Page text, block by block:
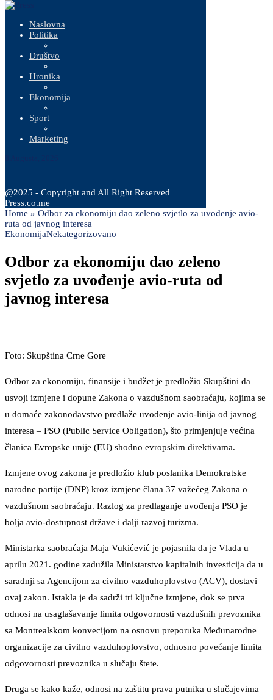
Naslovna
Politika
Društvo
Hronika
Ekonomija
Sport
Marketing
@2025 - Copyright and All Right Reserved
Press.co.me
Home » Odbor za ekonomiju dao zeleno svjetlo za uvođenje avio-
ruta od javnog interesa
EkonomijaNekategorizovano
Odbor za ekonomiju dao zeleno
svjetlo za uvođenje avio-ruta od
javnog interesa
Foto: Skupština Crne Gore
Odbor za ekonomiju, finansije i budžet je predložio Skupštini da
usvoji izmjene i dopune Zakona o vazdušnom saobraćaju, kojima se
u domaće zakonodavstvo predlaže uvođenje avio-linija od javnog
interesa – PSO (Public Service Obligation), što primjenjuje većina
članica Evropske unije (EU) shodno evropskim direktivama.
Izmjene ovog zakona je predložio klub poslanika Demokratske
narodne partije (DNP) kroz izmjene člana 37 važećeg Zakona o
vazdušnom saobraćaju. Razlog za predlaganje uvođenja PSO je
bolja avio-dostupnost države i dalji razvoj turizma.
Ministarka saobraćaja Maja Vukićević je pojasnila da je Vlada u
aprilu 2021. godine zadužila Ministarstvo kapitalnih investicija da u
saradnji sa Agencijom za civilno vazduhoplovstvo (ACV), dostavi
ovaj zakon. Istakla je da sadrži tri ključne izmjene, dok se prva
odnosi na usaglašavanje limita odgovornosti vazdušnih prevoznika
sa Montrealskom konvecijom na osnovu preporuka Međunarodne
organizacije za civilno vazduhoplovstvo, odnosno povećanje limita
odgovornosti prevoznika u slučaju štete.
Druga se kako kaže, odnosi na zaštitu prava putnika u slučajevima